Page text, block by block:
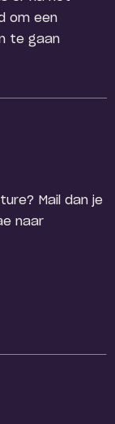
om een
te gaan
Mail dan je
naar